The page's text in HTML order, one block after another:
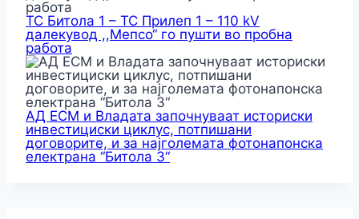
ТС Битола 1 – ТС Прилеп 1 – 110 kV
далекувод ,,Мепсо“ го пушти во пробна
работа
АД ЕСМ и Владата започнуваат историски
инвестициски циклус, потпишани
договорите, и за најголемата фотонапонска
електрана “Битола 3“